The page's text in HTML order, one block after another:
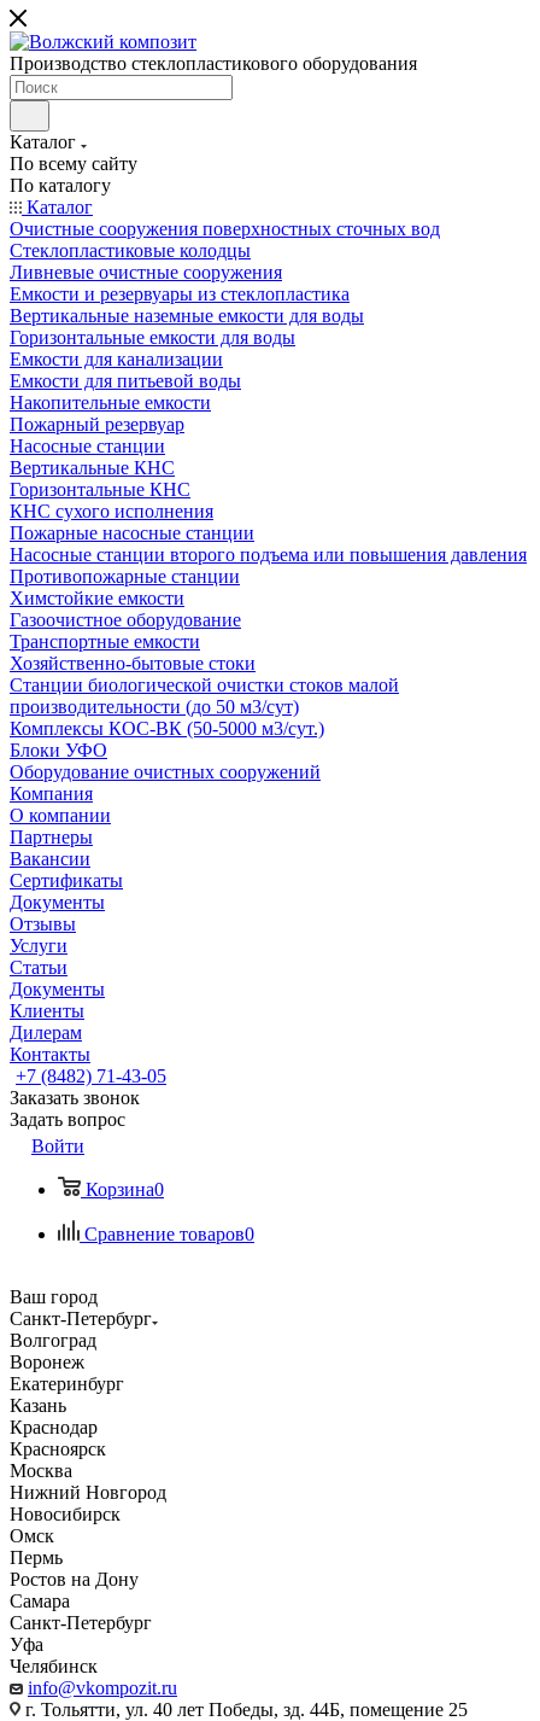
Производство стеклопластикового оборудования
Каталог
По всему сайту
По каталогу
Каталог
Очистные сооружения поверхностных сточных вод
Стеклопластиковые колодцы
Ливневые очистные сооружения
Емкости и резервуары из стеклопластика
Вертикальные наземные емкости для воды
Горизонтальные емкости для воды
Емкости для канализации
Емкости для питьевой воды
Накопительные емкости
Пожарный резервуар
Насосные станции
Вертикальные КНС
Горизонтальные КНС
КНС сухого исполнения
Пожарные насосные станции
Насосные cтанции второго подъема или повышения давления
Противопожарные станции
Химстойкие емкости
Газоочистное оборудование
Транспортные емкости
Хозяйственно-бытовые стоки
Станции биологической очистки стоков малой
производительности (до 50 м3/сут)
Комплексы КОС-ВК (50-5000 м3/сут.)
Блоки УФО
Оборудование очистных сооружений
Компания
О компании
Партнеры
Вакансии
Сертификаты
Документы
Отзывы
Услуги
Статьи
Документы
Клиенты
Дилерам
Контакты
+7 (8482) 71-43-05
Заказать звонок
Задать вопрос
Войти
Корзина0
Сравнение товаров0
Ваш город
Санкт-Петербург
Волгоград
Воронеж
Екатеринбург
Казань
Краснодар
Красноярск
Москва
Нижний Новгород
Новосибирск
Омск
Пермь
Ростов на Дону
Самара
Санкт-Петербург
Уфа
Челябинск
info@vkompozit.ru
г. Тольятти, ул. 40 лет Победы, зд. 44Б, помещение 25